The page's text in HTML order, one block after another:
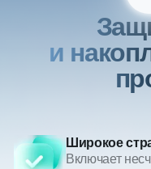
и
Широкое
Включает